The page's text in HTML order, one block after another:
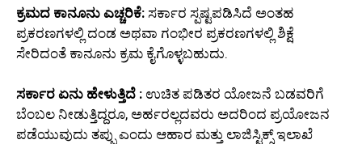
ಕ್ರಮದ ಕಾನೂನು ಎಚ್ಚರಿಕೆ: ಸರ್ಕಾರ ಸ್ಪಷ್ಟಪಡಿಸಿದೆ ಅಂತಹ
ಪ್ರಕರಣಗಳಲ್ಲಿ ದಂಡ ಅಥವಾ ಗಂಭೀರ ಪ್ರಕರಣಗಳಲ್ಲಿ ಶಿಕ್ಷೆ
ಸೇರಿದಂತೆ ಕಾನೂನು ಕ್ರಮ ಕೈಗೊಳ್ಳಬಹುದು.
ಸರ್ಕಾರ ಏನು ಹೇಳುತ್ತಿದೆ : ಉಚಿತ ಪಡಿತರ ಯೋಜನೆ ಬಡವರಿಗೆ
ಬೆಂಬಲ ನೀಡುತ್ತಿದ್ದರೂ, ಅರ್ಹರಲ್ಲದವರು ಅದರಿಂದ ಪ್ರಯೋಜನ
ಪಡೆಯುವುದು ತಪ್ಪು ಎಂದು ಆಹಾರ ಮತ್ತು ಲಾಜಿಸ್ಟಿಕ್ಸ್ ಇಲಾಖೆ